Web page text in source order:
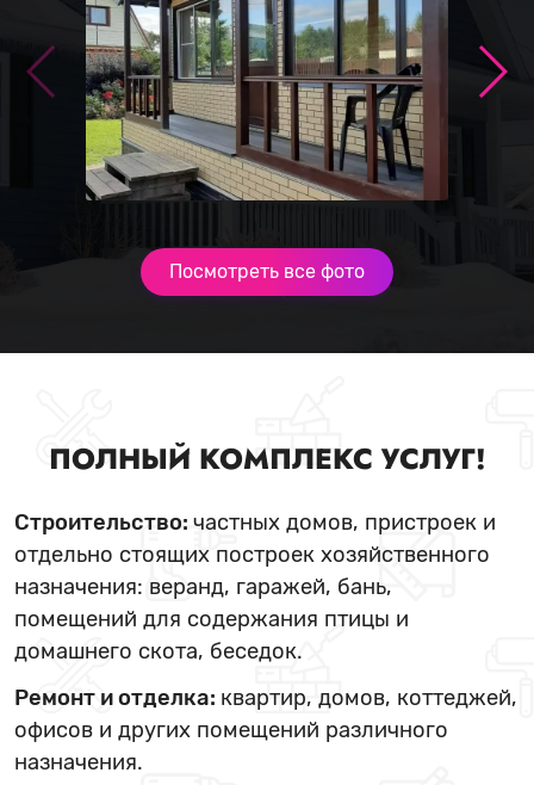
Посмотреть все фото
ПОЛНЫЙ КОМПЛЕКС УСЛУГ!
Строительство: частных домов, пристроек и
отдельно стоящих построек хозяйственного
назначения: веранд, гаражей, бань,
помещений для содержания птицы и
домашнего скота, беседок.
Ремонт и отделка: квартир, домов, коттеджей,
офисов и других помещений различного
назначения.